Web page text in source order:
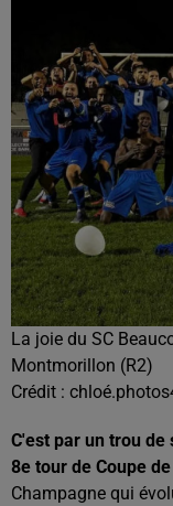
La joie du SC
Montmorillon (R2)
Crédit :
C'est par un trou de
8e tour de Coupe
Champagne qui